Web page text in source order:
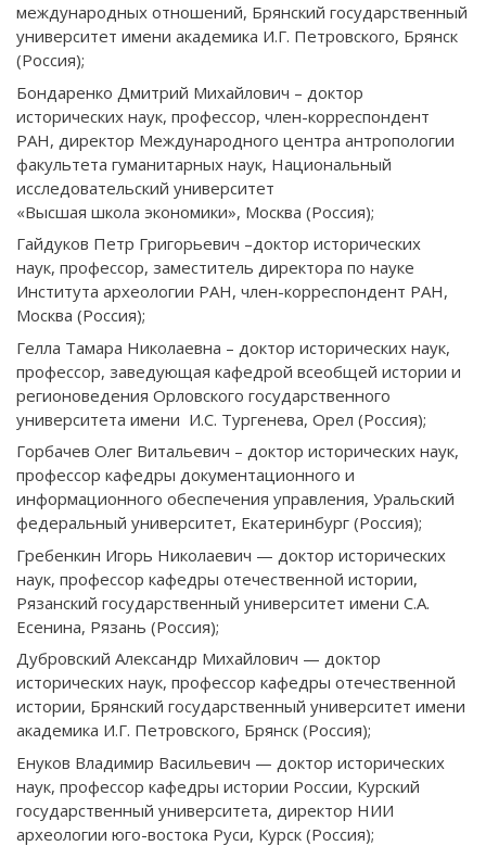
международных отношений, Брянский государственный
университет имени академика И.Г. Петровского, Брянск
(Россия);
Бондаренко Дмитрий Михайлович – доктор
исторических наук, профессор, член-корреспондент
РАН, директор Международного центра антропологии
факультета гуманитарных наук, Национальный
исследовательский университет
«Высшая школа экономики», Москва (Россия);
Гайдуков Петр Григорьевич –доктор исторических
наук, профессор, заместитель директора по науке
Института археологии РАН, член-корреспондент РАН,
Москва (Россия);
Гелла Тамара Николаевна – доктор исторических наук,
профессор, заведующая кафедрой всеобщей истории и
регионоведения Орловского государственного
университета имени И.С. Тургенева, Орел (Россия);
Горбачев Олег Витальевич – доктор исторических наук,
профессор кафедры документационного и
информационного обеспечения управления, Уральский
федеральный университет, Екатеринбург (Россия);
Гребенкин Игорь Николаевич — доктор исторических
наук, профессор кафедры отечественной истории,
Рязанский государственный университет имени С.А.
Есенина, Рязань (Россия);
Дубровский Александр Михайлович — доктор
исторических наук, профессор кафедры отечественной
истории, Брянский государственный университет имени
академика И.Г. Петровского, Брянск (Россия);
Енуков Владимир Васильевич — доктор исторических
наук, профессор кафедры истории России, Курский
государственный университета, директор НИИ
археологии юго-востока Руси, Курск (Россия);